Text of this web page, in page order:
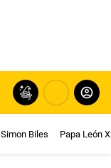
Simon Biles Papa León